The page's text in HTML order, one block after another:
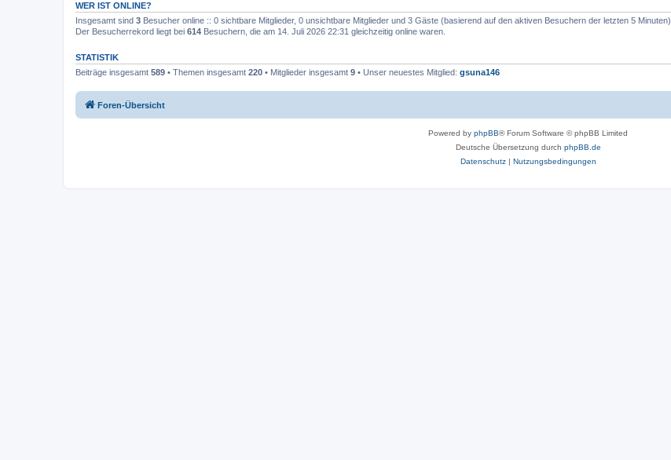
WER IST ONLINE?
Insgesamt sind 3 Besucher online :: 0 sichtbare Mitglieder, 0 unsichtbare Mitglieder und 3 Gäste (basierend auf den aktiven Besuchern der letzten 5 Minuten)
Der Besucherrekord liegt bei 614 Besuchern, die am 14. Juli 2026 22:31 gleichzeitig online waren.
STATISTIK
Beiträge insgesamt 589 • Themen insgesamt 220 • Mitglieder insgesamt 9 • Unser neuestes Mitglied: gsuna146
Foren-Übersicht
Powered by phpBB® Forum Software © phpBB Limited
Deutsche Übersetzung durch phpBB.de
Datenschutz| Nutzungsbedingungen